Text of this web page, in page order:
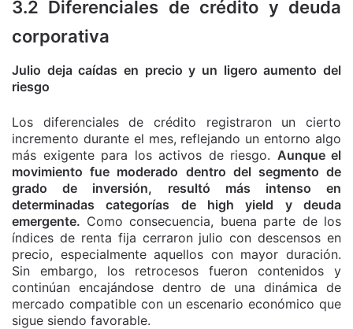
3.2 Diferenciales de crédito y deuda
corporativa
Julio deja caídas en precio y un ligero aumento del
riesgo
Los diferenciales de crédito registraron un cierto
incremento durante el mes, reflejando un entorno algo
más exigente para los activos de riesgo. Aunque el
movimiento fue moderado dentro del segmento de
grado de inversión, resultó más intenso en
determinadas categorías de high yield y deuda
emergente. Como consecuencia, buena parte de los
índices de renta fija cerraron julio con descensos en
precio, especialmente aquellos con mayor duración.
Sin embargo, los retrocesos fueron contenidos y
continúan encajándose dentro de una dinámica de
mercado compatible con un escenario económico que
sigue siendo favorable.